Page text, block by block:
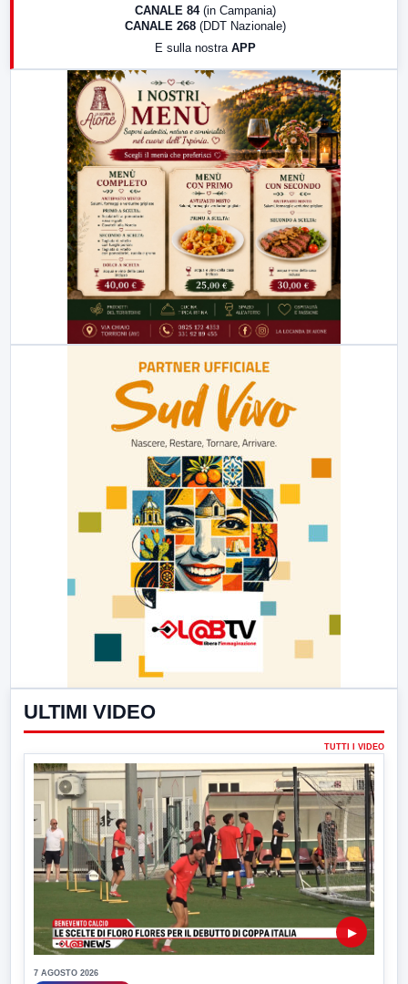
LabNews (replica)
CANALE 84 (in Campania)
CANALE 268 (DDT Nazionale)
E sulla nostra APP
ULTIMI VIDEO
TUTTI I VIDEO
▶
7 AGOSTO 2026